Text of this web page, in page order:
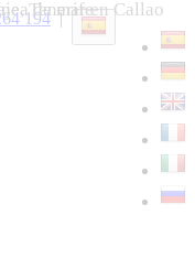
194|
de mar en Callao
Tenerife